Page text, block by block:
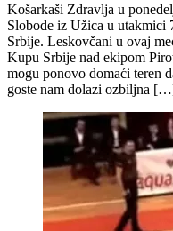
Košarkaši Zdravlja u
Slobode iz Užica u utakmici
Srbije. Leskovčani u ovaj
Kupu Srbije nad ekipom
mogu ponovo domaći teren
goste nam dolazi ozbiljna